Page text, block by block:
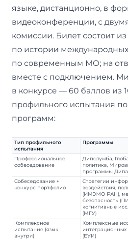
языке, дистанционно, в
видеоконференции, с
комиссии. Билет состоит из
по истории
по современным МО; на
вместе с подключением.
в конкурсе — 60 баллов из
профильного испытания
программ:
Тип профильного
испытания
Программы
Профессиональное
собеседование
Дипслужба,
политика,
программы
Собеседование +
конкурс портфолио
Стратегии
воздействия,
(ИМЭМО РАН),
безопасность
когнитивные
(МГУ)
Комплексное
испытание (язык
внутри)
Комплексные
интеграционных
(ЕУИ)